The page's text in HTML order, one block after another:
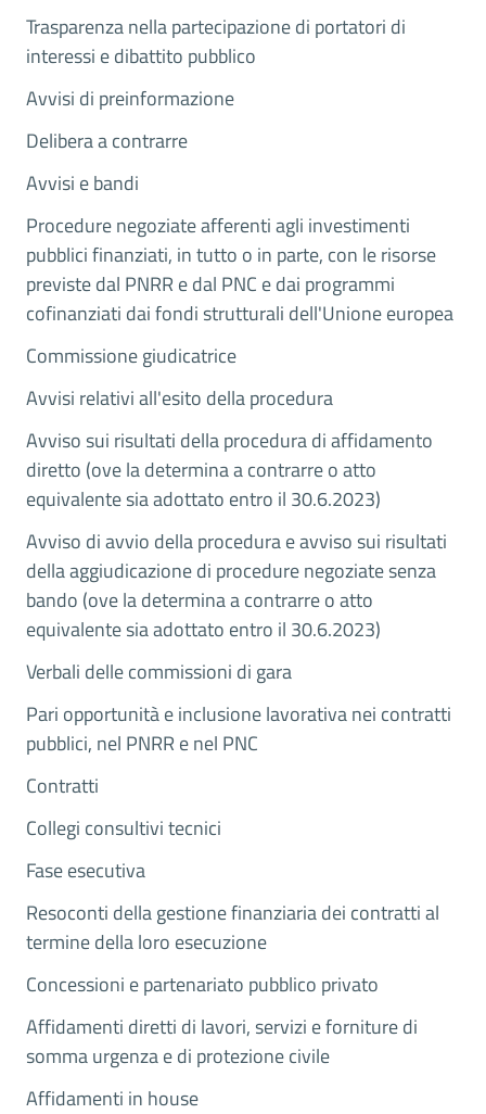
Trasparenza nella partecipazione di portatori di
interessi e dibattito pubblico
Avvisi di preinformazione
Delibera a contrarre
Avvisi e bandi
Procedure negoziate afferenti agli investimenti
pubblici finanziati, in tutto o in parte, con le risorse
previste dal PNRR e dal PNC e dai programmi
cofinanziati dai fondi strutturali dell'Unione europea
Commissione giudicatrice
Avvisi relativi all'esito della procedura
Avviso sui risultati della procedura di affidamento
diretto (ove la determina a contrarre o atto
equivalente sia adottato entro il 30.6.2023)
Avviso di avvio della procedura e avviso sui risultati
della aggiudicazione di procedure negoziate senza
bando (ove la determina a contrarre o atto
equivalente sia adottato entro il 30.6.2023)
Verbali delle commissioni di gara
Pari opportunità e inclusione lavorativa nei contratti
pubblici, nel PNRR e nel PNC
Contratti
Collegi consultivi tecnici
Fase esecutiva
Resoconti della gestione finanziaria dei contratti al
termine della loro esecuzione
Concessioni e partenariato pubblico privato
Affidamenti diretti di lavori, servizi e forniture di
somma urgenza e di protezione civile
Affidamenti in house